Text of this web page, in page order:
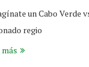
un Cabo Verde
regio